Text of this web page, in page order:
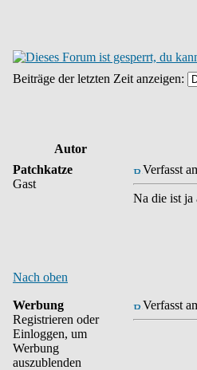
Beiträge der letzten Zeit anzeigen:
Autor
Patchkatze
Gast
Verfasst
Na die ist ja
Nach oben
Werbung
Registrieren oder
Einloggen, um
Werbung
auszublenden
Verfasst